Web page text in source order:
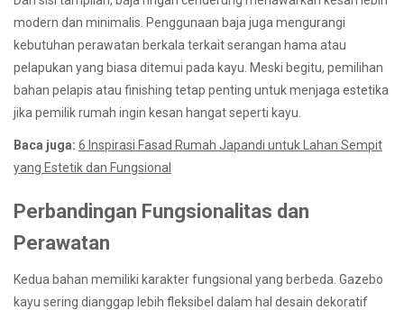
modern dan minimalis. Penggunaan baja juga mengurangi
kebutuhan perawatan berkala terkait serangan hama atau
pelapukan yang biasa ditemui pada kayu. Meski begitu, pemilihan
bahan pelapis atau finishing tetap penting untuk menjaga estetika
jika pemilik rumah ingin kesan hangat seperti kayu.
Baca juga: 6 Inspirasi Fasad Rumah Japandi untuk Lahan Sempit
yang Estetik dan Fungsional
Perbandingan Fungsionalitas dan
Perawatan
Kedua bahan memiliki karakter fungsional yang berbeda. Gazebo
kayu sering dianggap lebih fleksibel dalam hal desain dekoratif